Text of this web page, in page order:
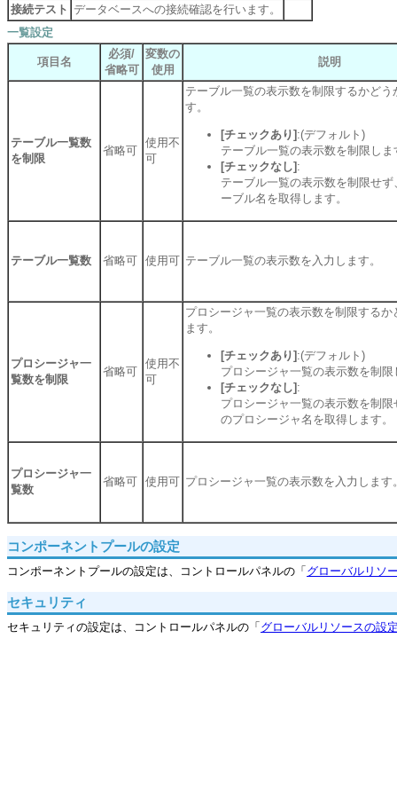
接続テスト データベースへの接続確認を行います。
一覧設定
項目名
必須/
省略可
変数の
使用
説明
テーブル一覧数
を制限
省略可
使用不
可
テーブル一覧の表示数を制限するかどう
す。
[チェックあり] :(デフォルト)
テーブル一覧の表示数を制限しま
[チェックなし] :
テーブル一覧の表示数を制限せ
ーブル名を取得します。
テーブル一覧数 省略可 使用可 テーブル一覧の表示数を入力します。
プロシージャ一
覧数を制限
省略可
使用不
可
プロシージャ一覧の表示数を制限するか
ます。
[チェックあり] :(デフォルト)
プロシージャ一覧の表示数を制限
[チェックなし] :
プロシージャ一覧の表示数を制
のプロシージャ名を取得します。
プロシージャ一
覧数
省略可 使用可 プロシージャ一覧の表示数を入力します
コンポーネントプールの設定
コンポーネントプールの設定は、コントロールパネルの「 グローバルリソ
セキュリティ
セキュリティの設定は、コントロールパネルの「 グローバルリソースの設